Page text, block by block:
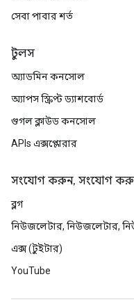
সেবা পাবার শর্ত
টুলস
অ্যাডমিন কনসোল
অ্যাপস স্ক্রিপ্ট ড্যাশবোর্ড
গুগল ক্লাউড কনসোল
APIs এক্সপ্লোরার
সংযোগ করুন, সংযোগ
ব্লগ
নিউজলেটার, নিউজলেটার,
এক্স (টুইটার)
YouTube